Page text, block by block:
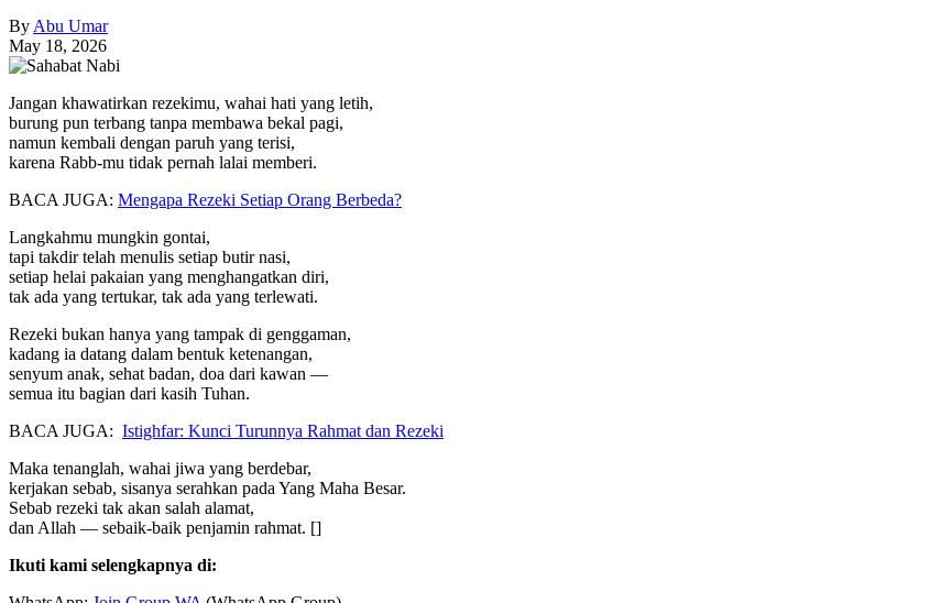
By Abu Umar
May 18, 2026
Jangan khawatirkan rezekimu, wahai hati yang letih,
burung pun terbang tanpa membawa bekal pagi,
namun kembali dengan paruh yang terisi,
karena Rabb-mu tidak pernah lalai memberi.
BACA JUGA: Mengapa Rezeki Setiap Orang Berbeda?
Langkahmu mungkin gontai,
tapi takdir telah menulis setiap butir nasi,
setiap helai pakaian yang menghangatkan diri,
tak ada yang tertukar, tak ada yang terlewati.
Rezeki bukan hanya yang tampak di genggaman,
kadang ia datang dalam bentuk ketenangan,
senyum anak, sehat badan, doa dari kawan —
semua itu bagian dari kasih Tuhan.
BACA JUGA: Istighfar: Kunci Turunnya Rahmat dan Rezeki
Maka tenanglah, wahai jiwa yang berdebar,
kerjakan sebab, sisanya serahkan pada Yang Maha Besar.
Sebab rezeki tak akan salah alamat,
dan Allah — sebaik-baik penjamin rahmat. []
Ikuti kami selengkapnya di: